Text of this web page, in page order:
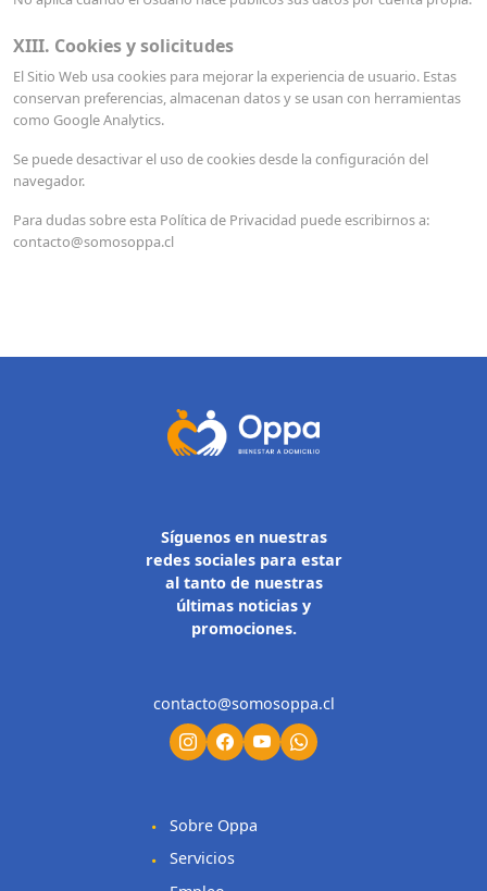
XIII. Cookies y solicitudes
El Sitio Web usa cookies para mejorar la experiencia de usuario. Estas
conservan preferencias, almacenan datos y se usan con herramientas
como Google Analytics.
Se puede desactivar el uso de cookies desde la configuración del
navegador.
Para dudas sobre esta Política de Privacidad puede escribirnos a:
contacto@somosoppa.cl
Síguenos en nuestras
redes sociales para estar
al tanto de nuestras
últimas noticias y
promociones.
contacto@somosoppa.cl
Sobre Oppa
Servicios